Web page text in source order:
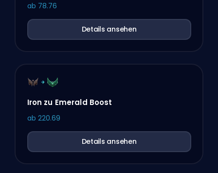
ab 78.76
Details ansehen
Iron zu Emerald Boost
ab 220.69
Details ansehen